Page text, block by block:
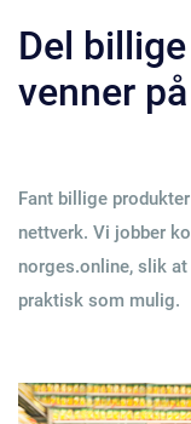
Del
venner
Fant billige
nettverk. Vi jobber
norges.online, slik
praktisk som mulig.